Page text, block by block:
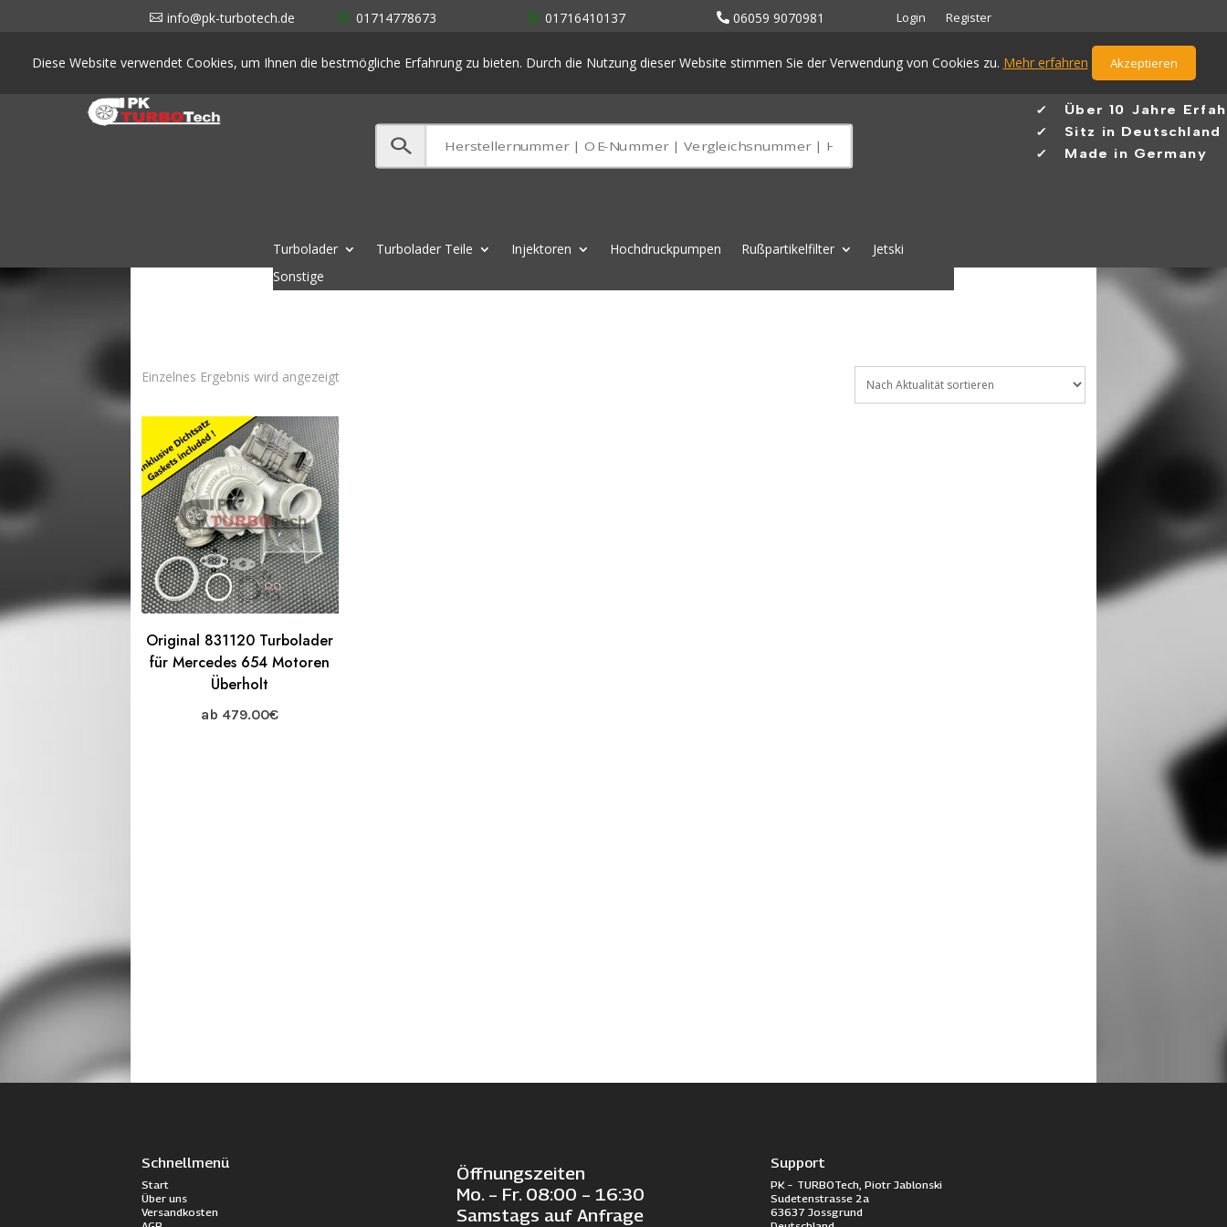
info@pk-turbotech.de
Diese Website verwendet Cookies, um Ihnen die bestmögliche Erfahrung zu bieten. Durch die Nutzung dieser Website stimmen Sie der Verwendung von Cookies zu. Mehr erfahren Akzeptieren
01714778673 01716410137 06059 9070981 Login Register
✓ Über 10 Jahre
✓ Sitz in
✓ Made in Germany
Turbolader Turbolader Teile Injektoren Hochdruckpumpen Rußpartikelfilter
Jetski
Sonstige
Einzelnes Ergebnis wird angezeigt
Original 831120 Turbolader
für Mercedes 654 Motoren
Überholt
ab 479.00€
Schnellmenü
Start
Über uns
Versandkosten
Öffnungszeiten
Mo. – Fr. 08:00 – 16:30
Samstags auf Anfrage
Support
PK – TURBOTech, Piotr Jablonski
Sudetenstrasse 2a
63637 Jossgrund